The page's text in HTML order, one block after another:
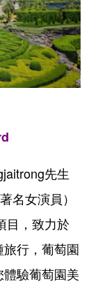
先生
名女演員）
目，致力於
行，葡萄園
驗葡萄園美